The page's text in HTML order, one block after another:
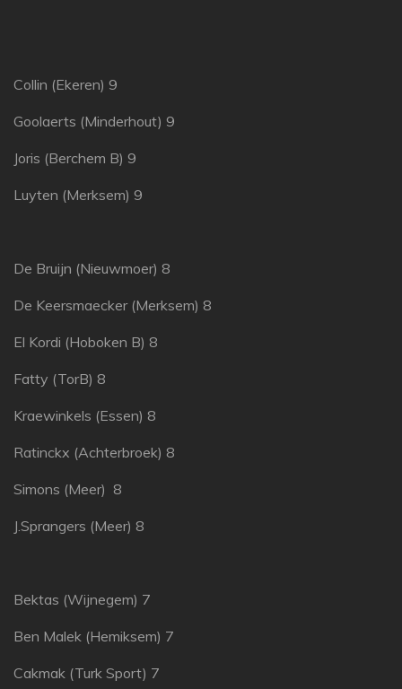
Collin (Ekeren) 9
Goolaerts (Minderhout) 9
Joris (Berchem B) 9
Luyten (Merksem) 9
De Bruijn (Nieuwmoer) 8
De Keersmaecker (Merksem) 8
El Kordi (Hoboken B) 8
Fatty (TorB) 8
Kraewinkels (Essen) 8
Ratinckx (Achterbroek) 8
Simons (Meer) 8
J.Sprangers (Meer) 8
Bektas (Wijnegem) 7
Ben Malek (Hemiksem) 7
Cakmak (Turk Sport) 7